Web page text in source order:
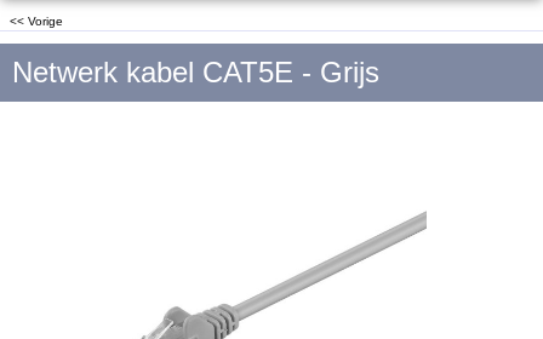
<< Vorige
Netwerk kabel CAT5E - Grijs